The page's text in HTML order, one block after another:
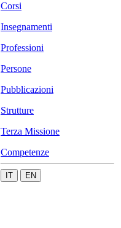
Corsi
Insegnamenti
Professioni
Persone
Pubblicazioni
Strutture
Terza Missione
Competenze
IT EN